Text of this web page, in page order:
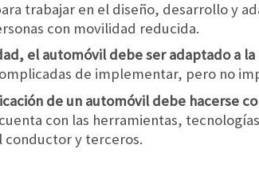
trabajar en el diseño, desarrollo y
con movilidad reducida.
el automóvil debe ser adaptado a
de implementar, pero no
de un automóvil debe hacerse
con las herramientas,
conductor y terceros.